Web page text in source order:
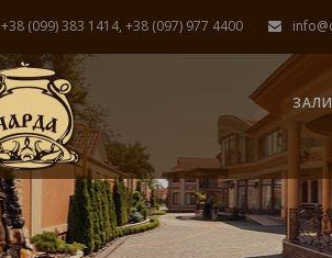
+38 (099) 383 1414, +38 (097) 977 4400
ЗАЛИ